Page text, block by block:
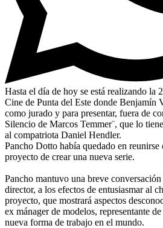
Hasta el día de hoy se está realizando la
Cine de Punta del Este donde Benjamín
como jurado y para presentar, fuera de
Silencio de Marcos Temmer¨, que lo
al compatriota Daniel Hendler.
Pancho Dotto había quedado en
proyecto de crear una nueva serie.
Pancho mantuvo una breve
director, a los efectos de entusiasmar al
proyecto, que mostrará aspectos
ex mánager de modelos, representante
nueva forma de trabajo en el mundo.